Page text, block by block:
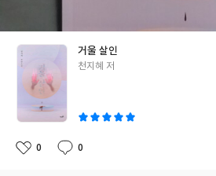
삶은 거울 앞에서 늘 선택의 기로에 서게
을 해야 옳은 것일까?이야기의 주인공이
스럽게 떠오르며 어떤 선택을 하고 어떤
에 만족할 수 있느냐 라는 진부하지만 진
현실이 맘에 안 든다고 다른 선택을 하거
기회가 주어 진다고 과연 더 나은 삶이 기다리고
상을 그린 이런 스토리가 참신하고 신선
거울 살인
글
천지혜 저
좋
0
댓
0
작